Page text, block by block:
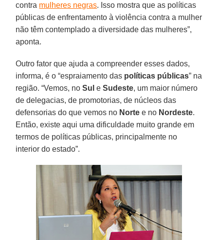
contra mulheres negras. Isso mostra que as políticas
públicas de enfrentamento à violência contra a mulher
não têm contemplado a diversidade das mulheres”,
aponta.
Outro fator que ajuda a compreender esses dados,
informa, é o “espraiamento das políticas públicas” na
região. “Vemos, noSul eSudeste, um maior número
de delegacias, de promotorias, de núcleos das
defensorias do que vemos no Norte e no Nordeste.
Então, existe aqui uma dificuldade muito grande em
termos de políticas públicas, principalmente no
interior do estado”.